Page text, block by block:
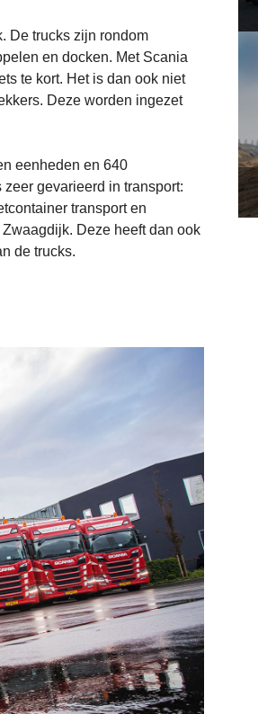
De trucks zijn rondom
en docken. Met Scania
te kort. Het is dan ook niet
Deze worden ingezet
eenheden en 640
gevarieerd in transport:
transport en
Deze heeft dan ook
de trucks.